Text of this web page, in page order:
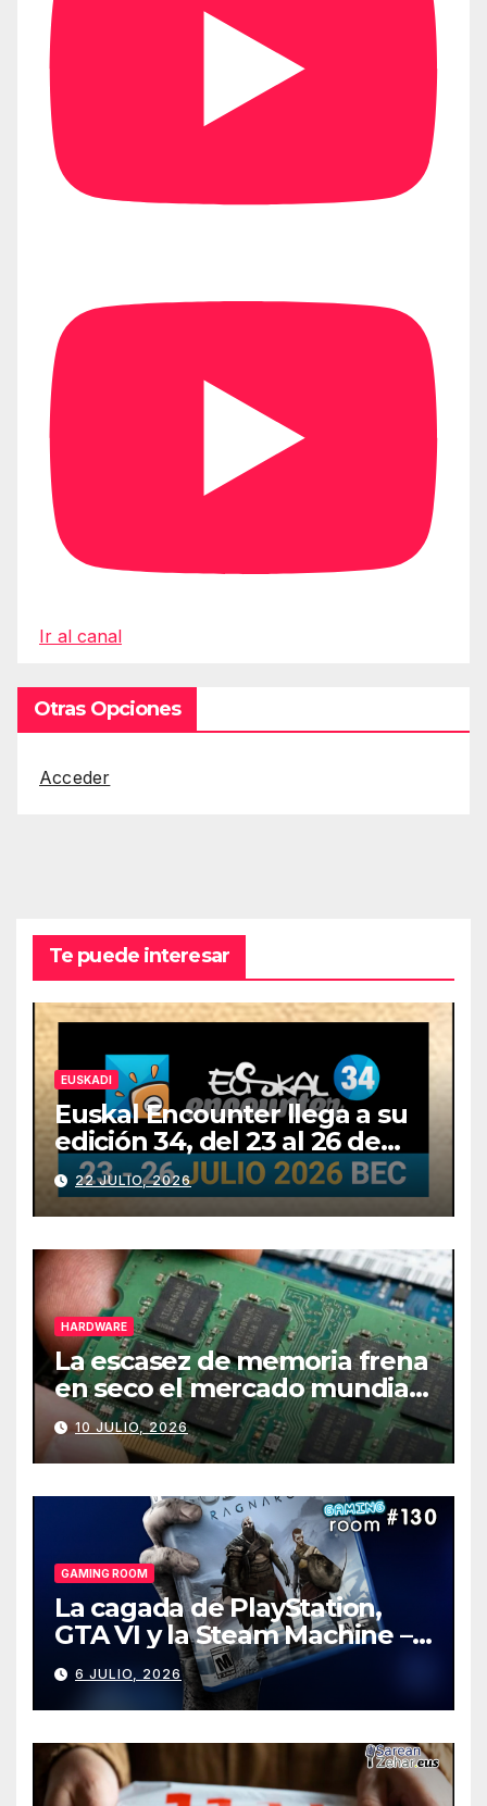
Ir al canal
Otras Opciones
Acceder
Te puede interesar
EUSKADI
Euskal Encounter llega a su
edición 34, del 23 al 26 de
julio
22 JULIO, 2026
HARDWARE
La escasez de memoria frena
en seco el mercado mundial
de PCs
10 JULIO, 2026
GAMING ROOM
La cagada de PlayStation,
GTA VI y la Steam Machine –
Gaming Room #130
6 JULIO, 2026